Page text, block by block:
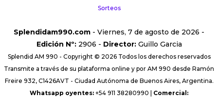
Sorteos
Splendidam990.com - Viernes, 7 de agosto de 2026 -
Edición Nº:2906 - Director:Guillo Garcia
Splendid AM 990 - Copyright © 2026 Todos los derechos reservados
Transmite a través de su plataforma online y por AM 990 desde Ramón
Freire 932, C1426AVT - Ciudad Autónoma de Buenos Aires, Argentina.
Whatsapp oyentes: +54 911 38280990 | Comercial: